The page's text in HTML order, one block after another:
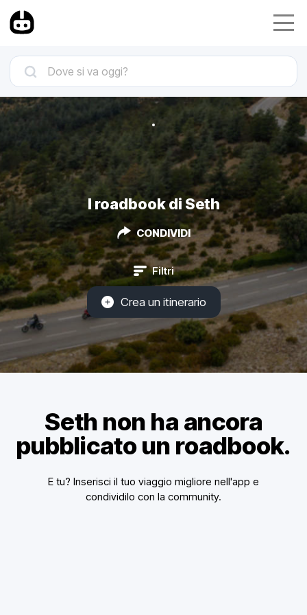
I roadbook di Seth
CONDIVIDI
Filtri
Crea un itinerario
Seth non ha ancora
pubblicato un roadbook.
E tu? Inserisci il tuo viaggio migliore nell'app e
condividilo con la community.